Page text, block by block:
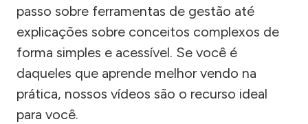
passo sobre ferramentas de gestão até
explicações sobre conceitos complexos de
forma simples e acessível. Se você é
daqueles que aprende melhor vendo na
prática, nossos vídeos são o recurso ideal
para você.